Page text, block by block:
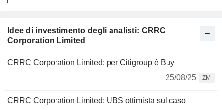
Idee di investimento degli analisti: CRRC
Corporation Limited
CRRC Corporation Limited: per Citigroup è Buy
25/08/25
ZM
CRRC Corporation Limited: UBS ottimista sul caso